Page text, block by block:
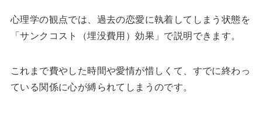
心理学の観点では、過去の恋愛に執着してしまう状態を
「サンクコスト（埋没費用）効果」で説明できます。
これまで費やした時間や愛情が惜しくて、すでに終わっ
ている関係に心が縛られてしまうのです。